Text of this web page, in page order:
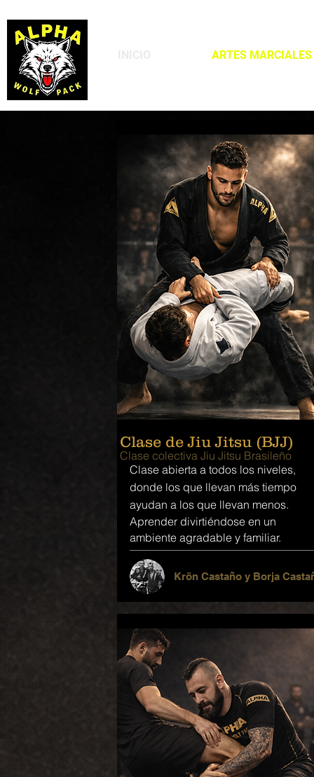
ARTES MARCIALES
Clase de Jiu Jitsu (BJJ)
Clase colectiva Jiu Jitsu Brasileño
Clase abierta a todos los niveles,
donde los que llevan más tiempo
ayudan a los que llevan menos.
Aprender divirtiéndose en un
ambiente agradable y familiar.
Krön Castaño y Borja